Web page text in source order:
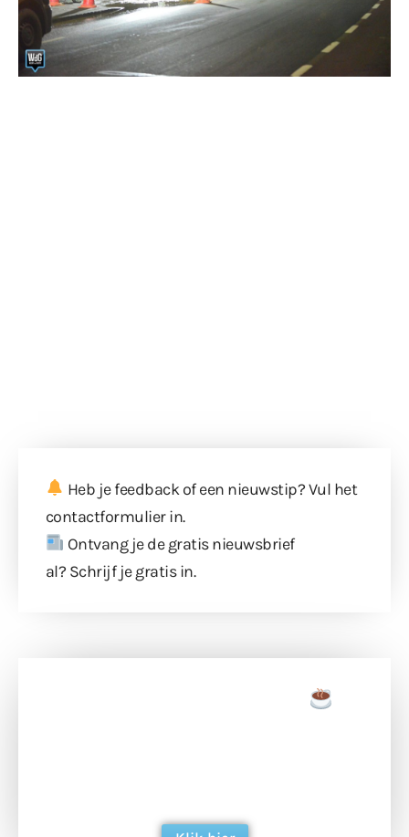
Heb je feedback of een nieuwstip? Vul het
contactformulierin.
Ontvang je de gratis nieuwsbrief
al? Schrijf je gratis in.